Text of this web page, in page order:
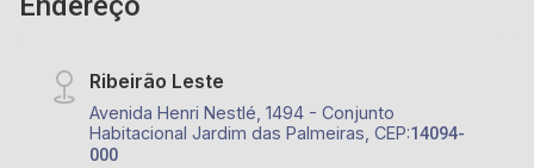
Ribeirão Leste
Avenida Henri Nestlé, 1494 - Conjunto
Habitacional Jardim das Palmeiras, CEP:14094-
000